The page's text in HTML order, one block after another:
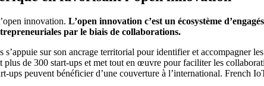
innovation. L’open innovation c’est un écosystème
par le biais de collaborations.
s’appuie sur son ancrage territorial pour identifier et accompagner
de 300 start-ups et met tout en œuvre pour faciliter les
ups peuvent bénéficier d’une couverture à l’international. French